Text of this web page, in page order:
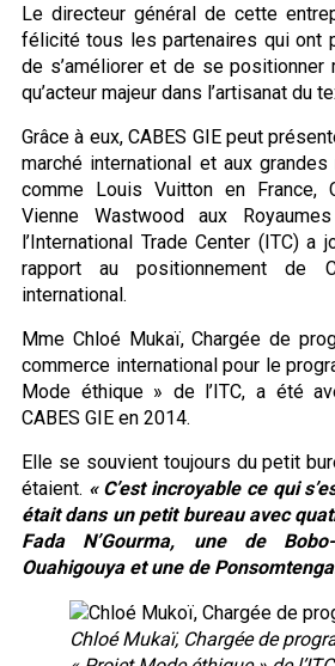
Le directeur général de cette
félicité tous les partenaires qui ont
de s’améliorer et de se positionner
qu’acteur majeur dans l’artisanat du
Grâce à eux, CABES GIE peut
marché international et aux
comme Louis Vuitton en France,
Vienne Wastwood aux
l’International Trade Center (ITC) a
rapport au positionnement de
international.
Mme Chloé Mukaï, Chargée de
commerce international pour le
Mode éthique » de l’ITC, a été
CABES GIE en 2014.
Elle se souvient toujours du petit
étaient. « C’est incroyable ce qui
était dans un petit bureau avec
Fada N’Gourma, une de
Ouahigouya et une de
Chloé Mukaï, Chargée de